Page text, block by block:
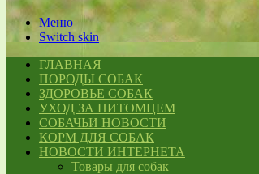
Меню
Switch skin
ГЛАВНАЯ
ПОРОДЫ СОБАК
ЗДОРОВЬЕ СОБАК
УХОД ЗА ПИТОМЦЕМ
СОБАЧЬИ НОВОСТИ
КОРМ ДЛЯ СОБАК
НОВОСТИ ИНТЕРНЕТА
Товары для собак